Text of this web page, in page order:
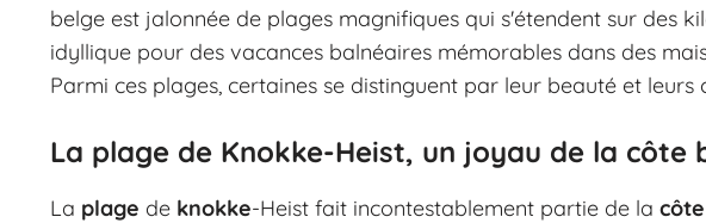
belge est jalonnée de plages magnifiques qui s'étendent sur des
idyllique pour des vacances balnéaires mémorables dans des
Parmi ces plages, certaines se distinguent par leur beauté et leurs
La plage de Knokke-Heist, un joyau de la côte
La plage de knokke-Heist fait incontestablement partie de la